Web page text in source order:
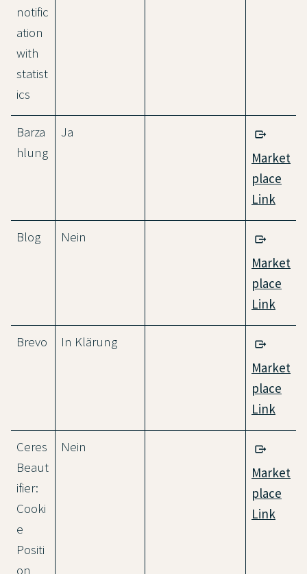
notific
ation
with
statist
ics
Barza
hlung
Ja
Market
place
Link
Blog
Nein
Market
place
Link
Brevo
In Klärung
Market
place
Link
Ceres
Beaut
ifier:
Cooki
e
Positi
on
Nein
Market
place
Link